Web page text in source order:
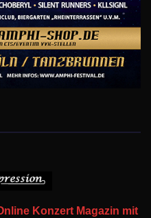
Konzert Magazin mit